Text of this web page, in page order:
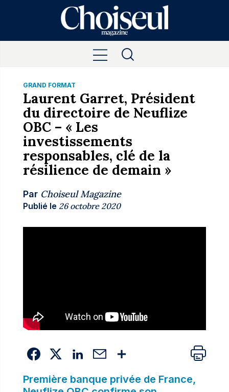
GRAND FORMAT
Laurent Garret, Président
du directoire de Neuflize
OBC – « Les
investissements
responsables, clé de la
résilience de demain »
Par Choiseul Magazine
Publié le 26 octobre 2020
Première banque privée de France,